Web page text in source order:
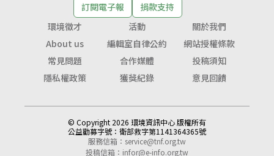
訂閱電子報
捐款支持
環境徵才
活動
關於我們
About us
編輯室自律公約
網站授權條款
常見問題
合作媒體
投稿須知
隱私權政策
獲獎紀錄 意見回饋
© Copyright 2026 環境資訊中心 版權所有
公益勸募字號： 衛部救字第1141364365號
服務信箱： service@tnf.org.tw
投稿信箱： infor@e-info.org.tw